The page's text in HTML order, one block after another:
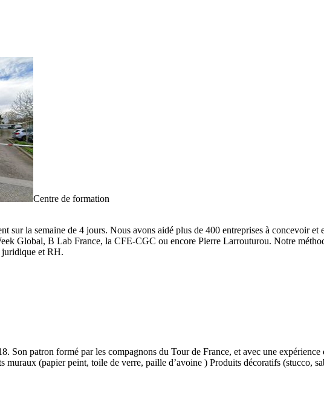
Centre de formation
sur la semaine de 4 jours. Nous avons aidé plus de 400 entreprises à concevoir
Global, B Lab France, la CFE-CGC ou encore Pierre Larrouturou. Notre
juridique et RH.
Son patron formé par les compagnons du Tour de France, et avec une
muraux (papier peint, toile de verre, paille d’avoine ) Produits décoratifs (stucco,